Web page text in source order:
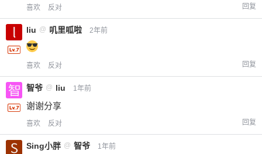
喜欢 反对 回复
liu @ 叽里呱啦 2年前
喜欢 反对 回复
智爷 @ liu 1年前
谢谢分享
喜欢 反对 回复
Sing小胖 @ 智爷 1年前